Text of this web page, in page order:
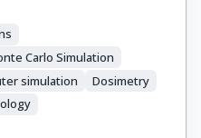
Carlo Simulation
simulation
Dosimetry